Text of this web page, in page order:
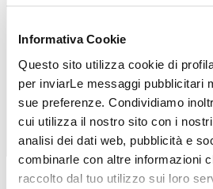
Informativa Cookie
Questo sito utilizza cookie di
per inviarLe messaggi pubblicitari
sue preferenze. Condividiamo
cui utilizza il nostro sito con i
analisi dei dati web, pubblicità e
combinarle con altre informazioni
raccolto dal tuo utilizzo sui loro